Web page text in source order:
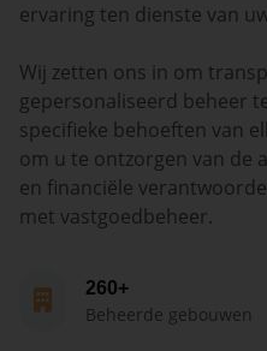
ervaring ten dienste van
Wij zetten ons in om
gepersonaliseerd beheer
specifieke behoeften van
om u te ontzorgen van de
en financiële
met vastgoedbeheer.
260+
Beheerde gebouwen